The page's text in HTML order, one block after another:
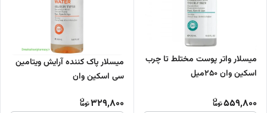
میسلار واتر پوست مختلط تا چرب
اسکین وان 250میل
559,800
میسلار پاک کننده آرایش ویتامین
سی اسکین وان
329,800